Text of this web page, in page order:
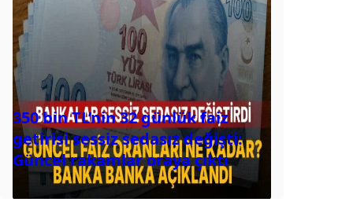
350 bin TL’nin 32 günlük faiz
getirisi sessiz sedasız değişti:
Güncel rakamlar oraya çıktı